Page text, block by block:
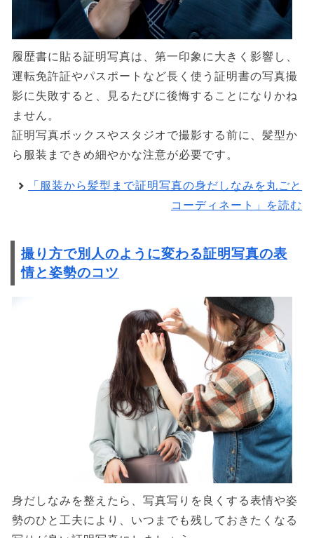
履歴書に貼る証明写真は、第一印象に大きく影響し、
運転免許証やパスポートなど長く使う証明書の写真撮
影に失敗すると、見るたびに後悔することになりかね
ません。
証明写真ボックスやスタジオで撮影する前に、髪型か
ら服装まできめ細やかな注意が必要です。
「服装から髪型まで証明写真の身だしなみを丸ごと
コーディネート」を読む
撮り方で別人のように変わる証明写真の表
情と姿勢のコツ
身だしなみを整えたら、写真写りを良くする表情や姿
勢のひと工夫により、いつまでも残しておきたくなる